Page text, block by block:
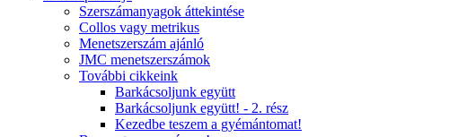
Szerszámanyagok áttekintése
Collos vagy metrikus
Menetszerszám ajánló
JMC menetszerszámok
További cikkeink
Barkácsoljunk együtt
Barkácsoljunk együtt! - 2. rész
Kezedbe teszem a gyémántomat!